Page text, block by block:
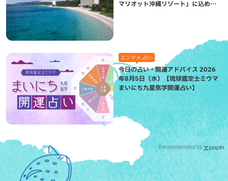
マリオット沖縄リゾート」に込めら
エンタメ,占い
今日の占い・開運アドバイス 2026
年8月5日（水）【琉球鑑定士ミウマ
まいにち九星気学開運占い】
Recommended by